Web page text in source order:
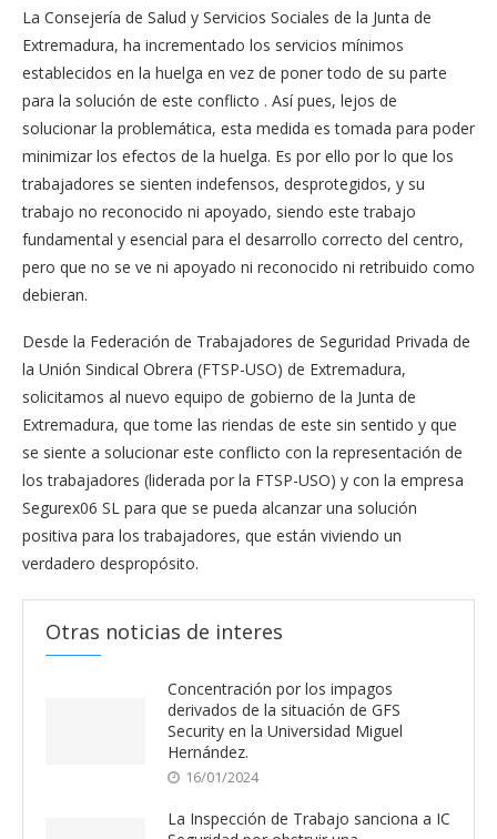
La Consejería de Salud y Servicios Sociales de la Junta de
Extremadura, ha incrementado los servicios mínimos
establecidos en la huelga en vez de poner todo de su parte
para la solución de este conflicto . Así pues, lejos de
solucionar la problemática, esta medida es tomada para poder
minimizar los efectos de la huelga. Es por ello por lo que los
trabajadores se sienten indefensos, desprotegidos, y su
trabajo no reconocido ni apoyado, siendo este trabajo
fundamental y esencial para el desarrollo correcto del centro,
pero que no se ve ni apoyado ni reconocido ni retribuido como
debieran.
Desde la Federación de Trabajadores de Seguridad Privada de
la Unión Sindical Obrera (FTSP-USO) de Extremadura,
solicitamos al nuevo equipo de gobierno de la Junta de
Extremadura, que tome las riendas de este sin sentido y que
se siente a solucionar este conflicto con la representación de
los trabajadores (liderada por la FTSP-USO) y con la empresa
Segurex06 SL para que se pueda alcanzar una solución
positiva para los trabajadores, que están viviendo un
verdadero despropósito.
Otras noticias de interes
Concentración por los impagos
derivados de la situación de GFS
Security en la Universidad Miguel
Hernández.
16/01/2024
La Inspección de Trabajo sanciona a IC